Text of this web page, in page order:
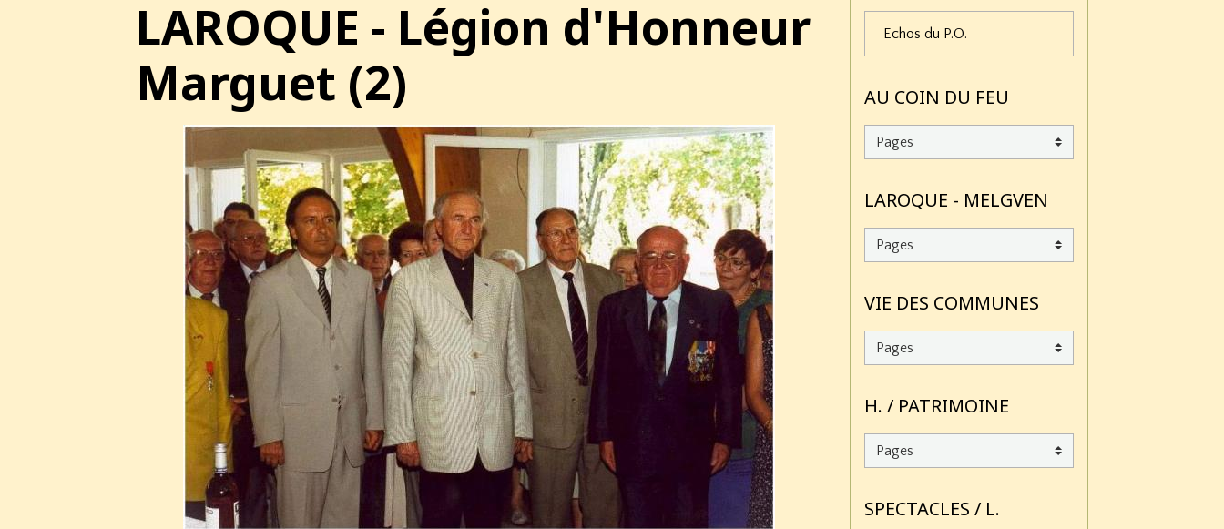
LAROQUE - Légion d'Honneur
Marguet (2)
Echos du P.O.
AU COIN DU FEU
LAROQUE - MELGVEN
VIE DES COMMUNES
H. / PATRIMOINE
SPECTACLES / L.